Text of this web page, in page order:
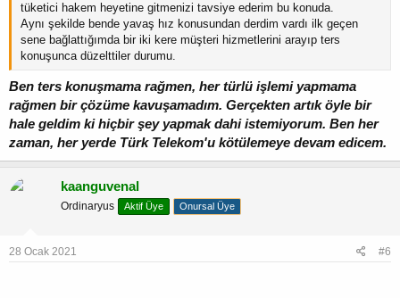
tüketici hakem heyetine gitmenizi tavsiye ederim bu konuda.
Aynı şekilde bende yavaş hız konusundan derdim vardı ilk geçen
sene bağlattığımda bir iki kere müşteri hizmetlerini arayıp ters
konuşunca düzelttiler durumu.
Ben ters konuşmama rağmen, her türlü işlemi yapmama
rağmen bir çözüme kavuşamadım. Gerçekten artık öyle bir
hale geldim ki hiçbir şey yapmak dahi istemiyorum. Ben her
zaman, her yerde Türk Telekom'u kötülemeye devam edicem.
kaanguvenal
Ordinaryus Aktif Üye Onursal Üye
28 Ocak 2021 #6